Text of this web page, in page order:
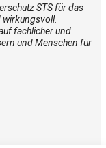
STS für das
wirkungsvoll.
fachlicher und
und Menschen für